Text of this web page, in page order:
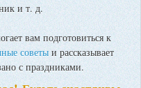
и т. д.
вам подготовиться к
советы и рассказывает
с праздниками.